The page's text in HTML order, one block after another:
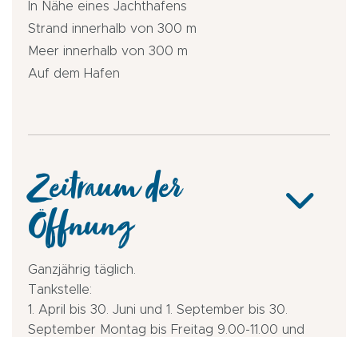
In Nähe eines Jachthafens
Strand innerhalb von 300 m
Meer innerhalb von 300 m
Auf dem Hafen
Zeitraum der
Öffnung
Ganzjährig täglich.
Tankstelle:
1. April bis 30. Juni und 1. September bis 30.
September Montag bis Freitag 9.00-11.00 und